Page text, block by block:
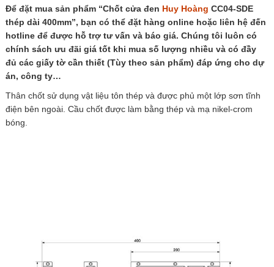
Để đặt mua sản phẩm “Chốt cửa đen Huy Hoàng CC04-SDE
thép dài 400mm”, bạn có thể đặt hàng online hoặc liên hệ đến
hotline để được hỗ trợ tư vấn và báo giá. Chúng tôi luôn có
chính sách ưu đãi giá tốt khi mua số lượng nhiều và có đầy
đủ các giấy tờ cần thiết (Tùy theo sản phẩm) đáp ứng cho dự
án, công ty…
Thân chốt sử dụng vật liệu tôn thép và được phủ một lớp sơn tĩnh
điện bên ngoài. Cầu chốt được làm bằng thép và mạ nikel-crom
bóng.